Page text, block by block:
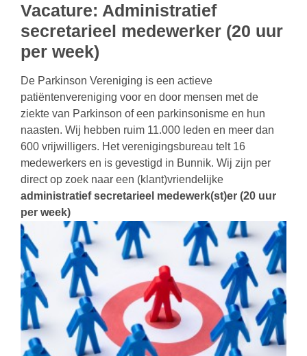
Vacature: Administratief
secretarieel medewerker (20 uur
per week)
De Parkinson Vereniging is een actieve
patiëntenvereniging voor en door mensen met de
ziekte van Parkinson of een parkinsonisme en hun
naasten. Wij hebben ruim 11.000 leden en meer dan
600 vrijwilligers. Het verenigingsbureau telt 16
medewerkers en is gevestigd in Bunnik. Wij zijn per
direct op zoek naar een (klant)vriendelijke
administratief secretarieel medewerk(st)er (20 uur
per week)